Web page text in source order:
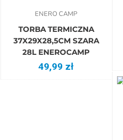
ENERO CAMP
TORBA TERMICZNA
37X29X28,5CM SZARA
28L ENEROCAMP
49,99 zł